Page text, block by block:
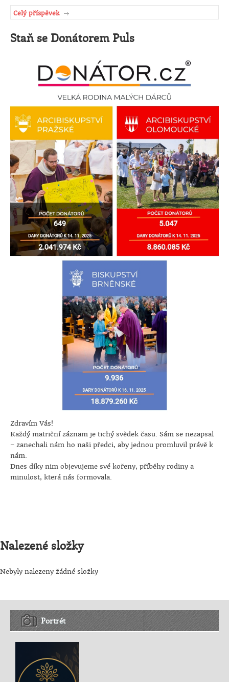
Celý příspěvek
Staň se Donátorem Puls
Zdravím Vás!
Každý matriční záznam je tichý svědek času. Sám se nezapsal
– zanechali nám ho naši předci, aby jednou promluvil právě k
nám.
Dnes díky nim objevujeme své kořeny, příběhy rodiny a
minulost, která nás formovala.
Nalezené složky
Nebyly nalezeny žádné složky
Portrét